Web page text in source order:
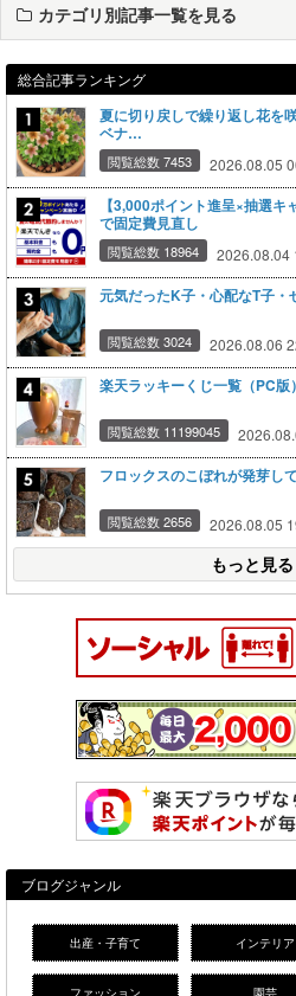
カテゴリ別記事一覧を見る
総合記事ランキング
夏に切り戻しで繰り返し花
ベナ…
閲覧総数 7453 2026.08.05
【3,000ポイント進呈×抽選
で固定費見直し
閲覧総数 18964 2026.08.04
元気だったK子・心配なT子・
閲覧総数 3024 2026.08.06
楽天ラッキーくじ一覧（PC版）
閲覧総数 11199045
フロックスのこぼれが発芽して
閲覧総数 2656 2026.08.05
もっと見る
ブログジャンル
出産・子育て インテリア
ファッション 園芸